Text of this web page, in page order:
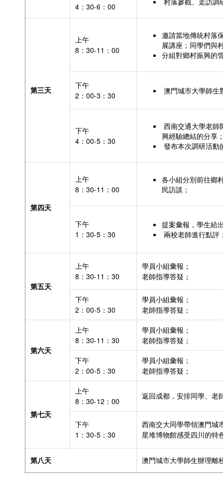
4：30-6：00
第三天
上午
8：30-11：00
邀請當地傳統村落
展講座；同學們與
分組對鄉村振興的
下午
2：00-3：30
澳門城市大學師生
下午
4：00-5：30
西南交通大學老師
興經驗總結的分享
發布本次調研活動
第四天
上午
8：30-11：00
各小組分別前往鄉
民訪談；
下午
1：30-5：30
提案彙報，學生給
兩校老師進行點評
第五天
上午
8：30-11：30
學員小組彙報；
老師指導答疑；
下午
2：00-5：30
學員小組彙報；
老師指導答疑；
第六天
上午
8：30-11：30
學員小組彙報；
老師指導答疑；
下午
2：00-5：30
學員小組彙報；
老師指導答疑；
第七天
上午
8：30-12：00
返回成都，安排同學、老
下午
1：30-5：30
西南交大同學帶領澳門城
星堆博物館感受四川的特
第八天 澳門城市大學師生辦理離